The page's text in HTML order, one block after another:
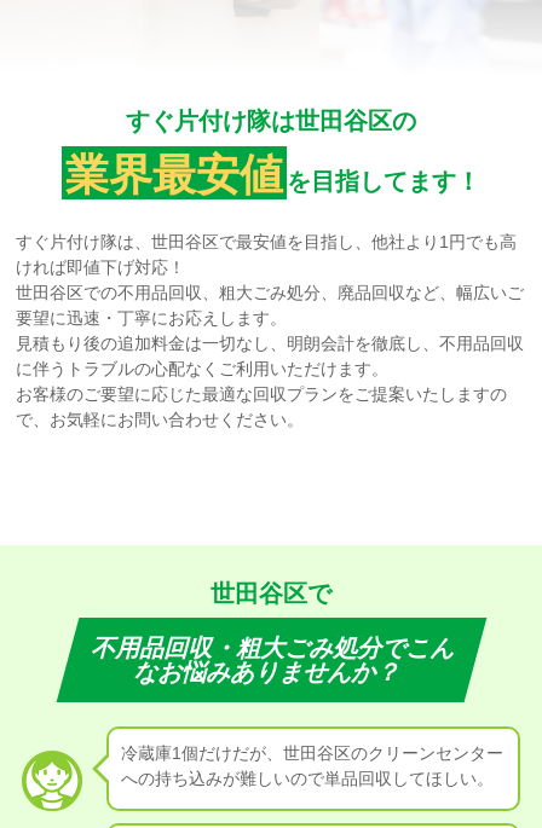
すぐ片付け隊は世田谷区の
業界最安値 を目指してます！
すぐ片付け隊は、世田谷区で最安値を目指し、他社より1円でも高
ければ即値下げ対応！
世田谷区での不用品回収、粗大ごみ処分、廃品回収など、幅広いご
要望に迅速・丁寧にお応えします。
見積もり後の追加料金は一切なし、明朗会計を徹底し、不用品回収
に伴うトラブルの心配なくご利用いただけます。
お客様のご要望に応じた最適な回収プランをご提案いたしますの
で、お気軽にお問い合わせください。
世田谷区で
不用品回収・粗大ごみ処分でこん
なお悩みありませんか？
冷蔵庫1個だけだが、世田谷区のクリーンセンター
への持ち込みが難しいので単品回収してほしい。